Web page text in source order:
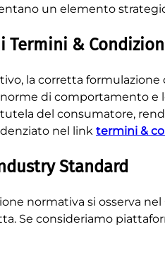
un elemento
Termini &
la corretta formulazione
norme di comportamento
del consumatore,
nel link termini &
Standard
normativa si osserva
Se consideriamo